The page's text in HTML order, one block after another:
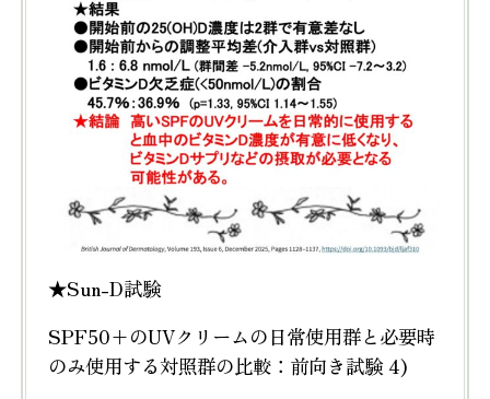
★Sun-D試験
SPF50+のUVクリームの日常使用群と必要時
のみ使用する対照群の比較：前向き試験 4)